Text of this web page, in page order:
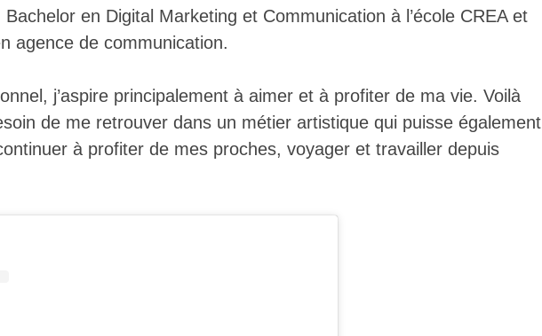
Bachelor en Digital Marketing et Communication à l’école CREA et
agence de communication.
j’aspire principalement à aimer et à profiter de ma vie. Voilà
de me retrouver dans un métier artistique qui puisse également
à profiter de mes proches, voyager et travailler depuis